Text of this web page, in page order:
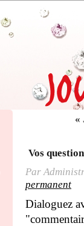
«
Vos
Par
permanent
Dialoguez